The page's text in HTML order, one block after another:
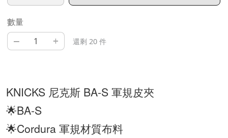
數量
– + 還剩 20 件
KNICKS 尼克斯 BA-S 軍規皮夾
🌟BA-S
🌟Cordura 軍規材質布料